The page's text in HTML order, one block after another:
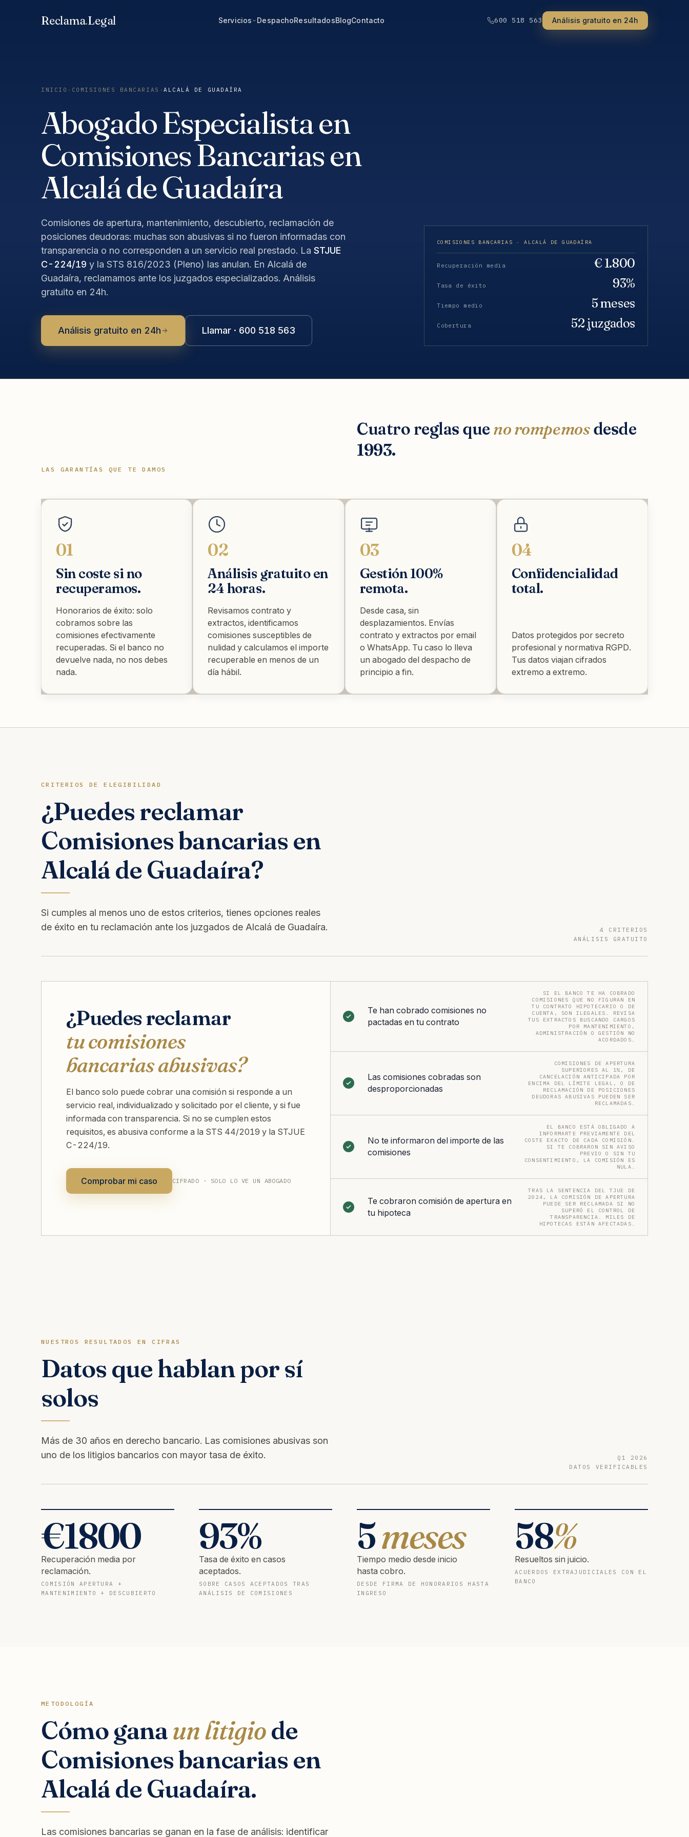
Reclama.Legal Servicios DespachoResultadosBlogContacto 600 518 563 Análisis gratuito en 24h
INICIO › COMISIONES BANCARIAS ›ALCALÁ DE GUADAÍRA
Abogado Especialista en
Comisiones Bancarias en
Alcalá de Guadaíra
Comisiones de apertura, mantenimiento, descubierto, reclamación de
posiciones deudoras: muchas son abusivas si no fueron informadas con
transparencia o no corresponden a un servicio real prestado. La STJUE
C-224/19 y la STS 816/2023 (Pleno) las anulan. En Alcalá de
Guadaíra, reclamamos ante los juzgados especializados. Análisis
gratuito en 24h.
Análisis gratuito en 24h Llamar · 600 518 563
COMISIONES BANCARIAS · ALCALÁ DE GUADAÍRA
Recuperación media € 1.800
Tasa de éxito 93%
Tiempo medio 5 meses
Cobertura 52 juzgados
LAS GARANTÍAS QUE TE DAMOS
Cuatro reglas que no rompemosdesde
1993.
01
Sin coste si no
recuperamos.
Honorarios de éxito: solo
cobramos sobre las
comisiones efectivamente
recuperadas. Si el banco no
devuelve nada, no nos debes
nada.
02
Análisis gratuito en
24 horas.
Revisamos contrato y
extractos, identificamos
comisiones susceptibles de
nulidad y calculamos el importe
recuperable en menos de un
día hábil.
03
Gestión 100%
remota.
Desde casa, sin
desplazamientos. Envías
contrato y extractos por email
o WhatsApp. Tu caso lo lleva
un abogado del despacho de
principio a fin.
04
Confidencialidad
total.
Datos protegidos por secreto
profesional y normativa RGPD.
Tus datos viajan cifrados
extremo a extremo.
CRITERIOS DE ELEGIBILIDAD
¿Puedes reclamar
Comisiones bancarias en
Alcalá de Guadaíra?
Si cumples al menos uno de estos criterios, tienes opciones reales
de éxito en tu reclamación ante los juzgados de Alcalá de Guadaíra.
4 CRITERIOS
ANÁLISIS GRATUITO
¿Puedes reclamar
tu comisiones
bancarias abusivas?
El banco solo puede cobrar una comisión si responde a un
servicio real, individualizado y solicitado por el cliente, y si fue
informada con transparencia. Si no se cumplen estos
requisitos, es abusiva conforme a la STS 44/2019 y la STJUE
C-224/19.
Comprobar mi caso CIFRADO · SOLO LO VE UN ABOGADO
Te han cobrado comisiones no
pactadas en tu contrato
SI EL BANCO TE HA COBRADO
COMISIONES QUE NO FIGURAN EN
TU CONTRATO HIPOTECARIO O DE
CUENTA, SON ILEGALES. REVISA
TUS EXTRACTOS BUSCANDO CARGOS
POR MANTENIMIENTO,
ADMINISTRACIÓN O GESTIÓN NO
ACORDADOS.
Las comisiones cobradas son
desproporcionadas
COMISIONES DE APERTURA
SUPERIORES AL 1%, DE
CANCELACIÓN ANTICIPADA POR
ENCIMA DEL LÍMITE LEGAL, O DE
RECLAMACIÓN DE POSICIONES
DEUDORAS ABUSIVAS PUEDEN SER
RECLAMADAS.
No te informaron del importe de las
comisiones
EL BANCO ESTÁ OBLIGADO A
INFORMARTE PREVIAMENTE DEL
COSTE EXACTO DE CADA COMISIÓN.
SI TE COBRARON SIN AVISO
PREVIO O SIN TU
CONSENTIMIENTO, LA COMISIÓN ES
NULA.
Te cobraron comisión de apertura en
tu hipoteca
TRAS LA SENTENCIA DEL TJUE DE
2024, LA COMISIÓN DE APERTURA
PUEDE SER RECLAMADA SI NO
SUPERÓ EL CONTROL DE
TRANSPARENCIA. MILES DE
HIPOTECAS ESTÁN AFECTADAS.
NUESTROS RESULTADOS EN CIFRAS
Datos que hablan por sí
solos
Más de 30 años en derecho bancario. Las comisiones abusivas son
uno de los litigios bancarios con mayor tasa de éxito.
Q1 2026
DATOS VERIFICABLES
€1800
Recuperación media por
reclamación.
COMISIÓN APERTURA +
MANTENIMIENTO + DESCUBIERTO
93%
Tasa de éxito en casos
aceptados.
SOBRE CASOS ACEPTADOS TRAS
ANÁLISIS DE COMISIONES
5meses
Tiempo medio desde inicio
hasta cobro.
DESDE FIRMA DE HONORARIOS HASTA
INGRESO
58%
Resueltos sin juicio.
ACUERDOS EXTRAJUDICIALES CON EL
BANCO
METODOLOGÍA
Cómo ganaun litigiode
Comisiones bancarias en
Alcalá de Guadaíra.
Las comisiones bancarias se ganan en la fase de análisis: identificar